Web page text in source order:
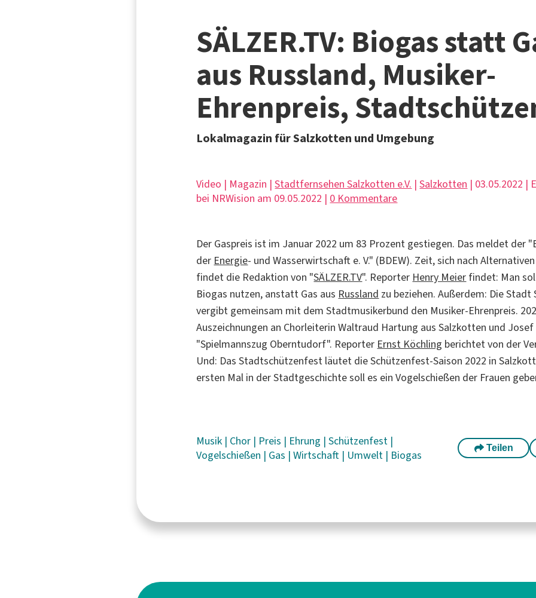
SÄLZER.TV: Biogas statt
aus Russland, Musiker-
Ehrenpreis,
Lokalmagazin für Salzkotten und Umgebung
Video | Magazin |Stadtfernsehen Salzkotten e.V. |Salzkotten | 03.05.2022 |
bei NRWision am 09.05.2022 | 0 Kommentare
Der Gaspreis ist im Januar 2022 um 83 Prozent gestiegen. Das meldet der
der Energie- und Wasserwirtschaft e. V." (BDEW). Zeit, sich nach
findet die Redaktion von "SÄLZER.TV". Reporter Henry Meier findet: Man
Biogas nutzen, anstatt Gas aus Russland zu beziehen. Außerdem: Die
vergibt gemeinsam mit dem Stadtmusikerbund den Musiker-Ehrenpreis.
Auszeichnungen an Chorleiterin Waltraud Hartung aus Salzkotten und
"Spielmannszug Oberntudorf". Reporter Ernst Köchling berichtet von der
Und: Das Stadtschützenfest läutet die Schützenfest-Saison 2022 in
ersten Mal in der Stadtgeschichte soll es ein Vogelschießen der Frauen
Musik | Chor | Preis | Ehrung |Schützenfest |
Vogelschießen | Gas |Wirtschaft | Umwelt | Biogas
Teilen